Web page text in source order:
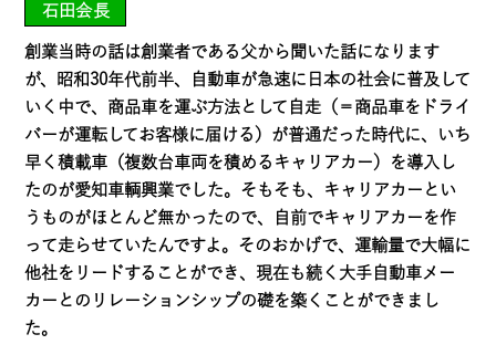
石田会長
創業当時の話は創業者である父から聞いた話になります
が、昭和30年代前半、自動車が急速に日本の社会に普及して
いく中で、商品車を運ぶ方法として自走（＝商品車をドライ
バーが運転してお客様に届ける）が普通だった時代に、いち
早く積載車（複数台車両を積めるキャリアカー）を導入し
たのが愛知車輌興業でした。そもそも、キャリアカーとい
うものがほとんど無かったので、自前でキャリアカーを作
って走らせていたんですよ。そのおかげで、運輸量で大幅に
他社をリードすることができ、現在も続く大手自動車メー
カーとのリレーションシップの礎を築くことができまし
た。